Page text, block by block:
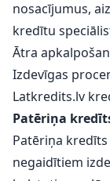
nosacījumus,
kredītu
Ātra
Izdevīgas
Latkredits.lv
Patēriņa
Patēriņa
negaidītiem